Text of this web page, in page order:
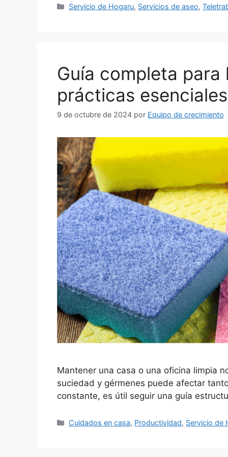
Categorías
Servicio de Hogaru, Servicios de aseo,
Guía completa
prácticas esenciales
9 de octubre de 2024 por Equipo de crecimiento
Mantener una casa o una oficina limpia
suciedad y gérmenes puede afectar
constante, es útil seguir una guía
Categorías
Cuidados en casa, Productividad, Servicio de